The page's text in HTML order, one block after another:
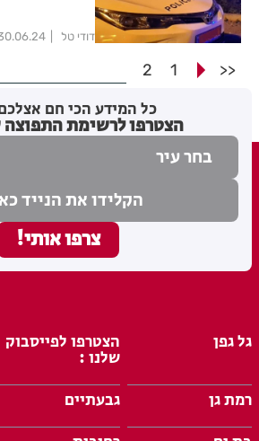
דודי טל
<<
1
2
כל המידע הכי חם
הצטרפו לרשימת התפוצה
גל גפן הצטרפו לפייסבוק
שלנו :
רמת גן
גבעתיים